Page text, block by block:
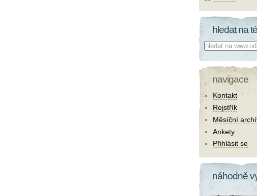
hledat na
Co hledat:
navigace
Kontakt
Rejstřík
Měsíční
Ankety
Přihlásit se
náhodně